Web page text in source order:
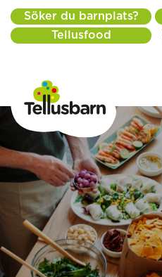
Söker du barnplats?
Tellusfood